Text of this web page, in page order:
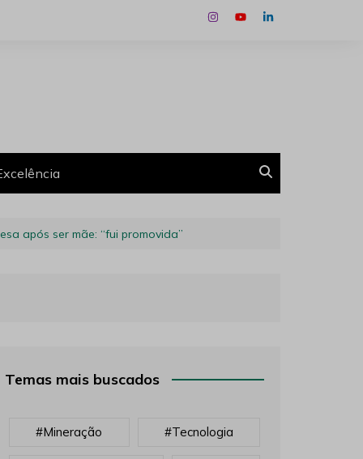
após ser mãe: “fui promovida”
Temas mais buscados
#mineração #tecnologia